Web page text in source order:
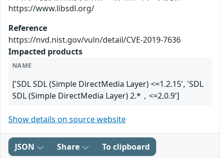
https://www.libsdl.org/
Reference
https://nvd.nist.gov/vuln/detail/CVE-2019-7636
Impacted products
NAME
['SDL SDL (Simple DirectMedia Layer) <=1.2.15', 'SDL
SDL (Simple DirectMedia Layer) 2.*，<=2.0.9']
Show details on source website
JSON Share To clipboard